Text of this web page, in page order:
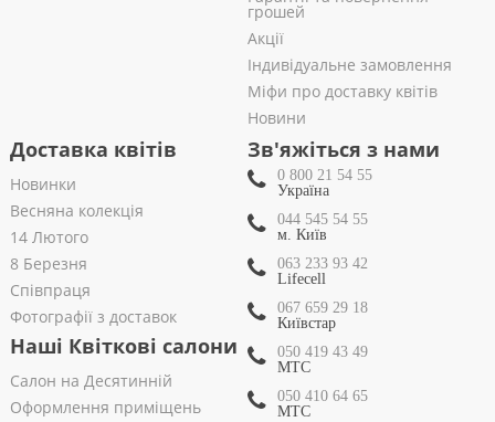
грошей
Акції
Індивідуальне замовлення
Міфи про доставку квітів
Новини
Доставка квітів
Новинки
Весняна колекція
14 Лютого
8 Березня
Співпраця
Фотографії з доставок
Наші Квіткові салони
Салон на Десятинній
Оформлення приміщень
Зв'яжіться з нами
0 800 21 54 55
Україна
044 545 54 55
м. Київ
063 233 93 42
Lifecell
067 659 29 18
Київстар
050 419 43 49
МТС
050 410 64 65
МТС